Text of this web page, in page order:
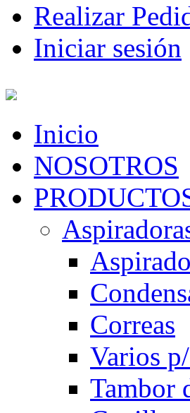
Realizar
Iniciar sesión
Inicio
NOSOTROS
Correas
Varios
Tambor